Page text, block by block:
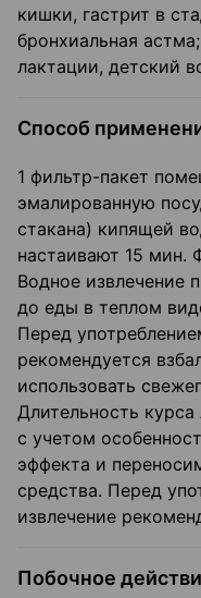
кишки, гастрит в
бронхиальная
лактации, детский
Способ
1 фильтр-пакет
эмалированную
стакана) кипящей
настаивают 15 мин.
Водное извлечение
до еды в теплом
Перед
рекомендуется
использовать
Длительность
с учетом
эффекта и
средства. Перед
извлечение
Побочное